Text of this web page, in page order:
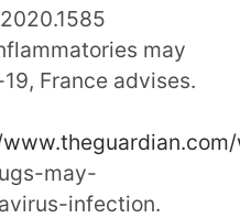
may
France advises.
may-
infection.